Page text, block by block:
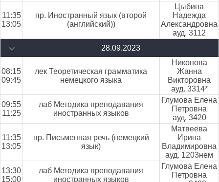
11:35
13:05
пр. Иностранный язык (второй
(английский))
Цыбина
Надежда
Александровна
ауд. 3112
28.09.2023
08:15
09:45
лек Теоретическая грамматика
немецкого языка
Никонова
Жанна
Викторовна
ауд. 3314*
09:55
11:25
лаб Методика преподавания
иностранных языков
Глумова Елена
Петровна
ауд. 3420
11:35
13:05
пр. Письменная речь (немецкий
язык)
Матвеева
Ирина
Владимировна
ауд. 1203нем
13:30
15:00
лаб Методика преподавания
иностранных языков
Глумова Елена
Петровна